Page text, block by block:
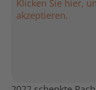
Klicken Sie hier,
akzeptieren.